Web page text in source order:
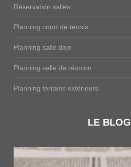
Réservation salles
Planning court de tennis
Planning salle dojo
Planning salle de réunion
Planning terrains extérieurs
LE BLOG